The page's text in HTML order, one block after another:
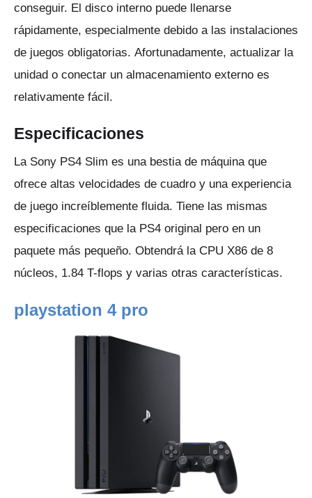
conseguir. El disco interno puede llenarse
rápidamente, especialmente debido a las instalaciones
de juegos obligatorias. Afortunadamente, actualizar la
unidad o conectar un almacenamiento externo es
relativamente fácil.
Especificaciones
La Sony PS4 Slim es una bestia de máquina que
ofrece altas velocidades de cuadro y una experiencia
de juego increíblemente fluida. Tiene las mismas
especificaciones que la PS4 original pero en un
paquete más pequeño. Obtendrá la CPU X86 de 8
núcleos, 1.84 T-flops y varias otras características.
playstation 4 pro